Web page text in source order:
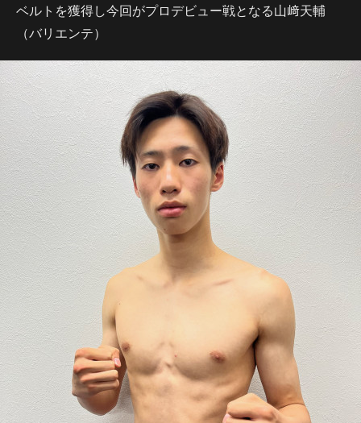
ベルトを獲得し今回がプロデビュー戦となる山﨑天輔
（バリエンテ）